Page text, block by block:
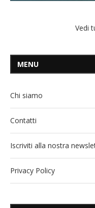
Vedi
MENU
Chi siamo
Contatti
Iscriviti alla nostra
Privacy Policy